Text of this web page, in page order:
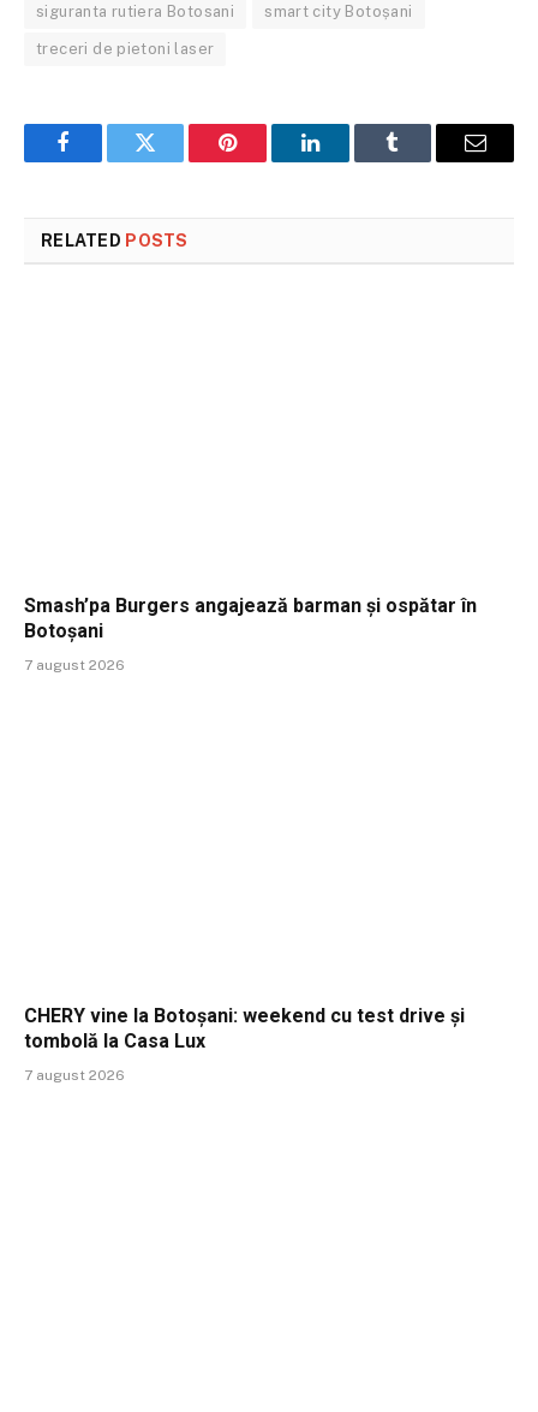
siguranta rutiera Botosani smart city Botoșani
treceri de pietoni laser
FacebookTwitter Pinterest LinkedInTumblr Email
RELATED POSTS
Smash’pa Burgers angajează barman și ospătar în
Botoșani
7 august 2026
CHERY vine la Botoșani: weekend cu test drive și
tombolă la Casa Lux
7 august 2026